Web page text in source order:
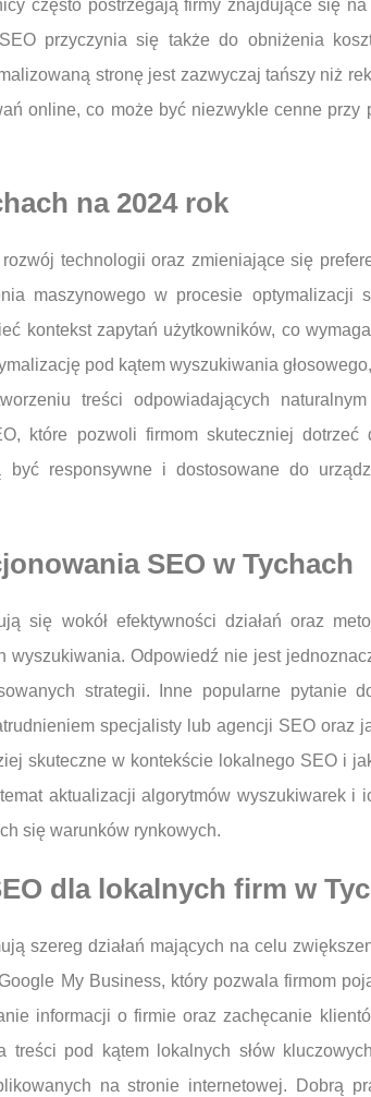
często postrzegają firmy znajdujące się
przyczynia się także do obniżenia
stronę jest zazwyczaj tańszy niż
online, co może być niezwykle cenne przy
na 2024 rok
technologii oraz zmieniające się
maszynowego w procesie optymalizacji
kontekst zapytań użytkowników, co
pod kątem wyszukiwania
treści odpowiadających
które pozwoli firmom skuteczniej
responsywne i dostosowane do
SEO w Tychach
się wokół efektywności działań oraz
Odpowiedź nie jest
strategii. Inne popularne pytanie
specjalisty lub agencji SEO oraz
skuteczne w kontekście lokalnego SEO i
aktualizacji algorytmów wyszukiwarek i
się warunków rynkowych.
dla lokalnych firm w
szereg działań mających na celu
My Business, który pozwala firmom
informacji o firmie oraz zachęcanie
pod kątem lokalnych słów
na stronie internetowej. Dobrą